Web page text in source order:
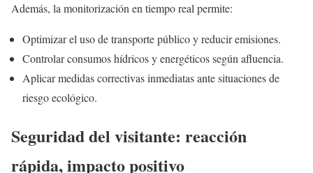
Además, la monitorización en tiempo real permite:
Optimizar el uso de transporte público y reducir emisiones.
Controlar consumos hídricos y energéticos según afluencia.
Aplicar medidas correctivas inmediatas ante situaciones de
riesgo ecológico.
Seguridad del visitante: reacción
rápida, impacto positivo